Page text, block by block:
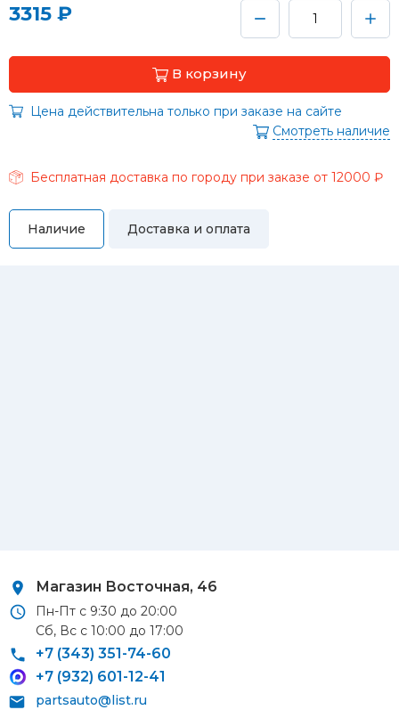
3315 ₽
В корзину
Смотреть наличие
Бесплатная доставка по городу при заказе от 12000 ₽
Цена действительна только при заказе на сайте
Наличие Доставка и оплата
Магазин Восточная, 46
Пн-Пт с 9:30 до 20:00
Сб, Вс с 10:00 до 17:00
+7 (343) 351-74-60
+7 (932) 601-12-41
partsauto@list.ru
Курьерская доставка
По Екатеринбургу при заказе от 9 000 ₽ –